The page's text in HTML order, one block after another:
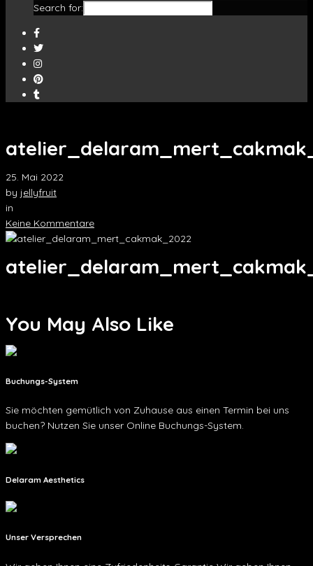
Search for:
25. Mai 2022
by jellyfruit
in
Keine Kommentare
You May Also Like
Buchungs-System
Sie möchten gemütlich von Zuhause aus einen Termin bei uns
buchen? Nutzen Sie unser Online Buchungs-System.
Delaram Aesthetics
Unser Versprechen